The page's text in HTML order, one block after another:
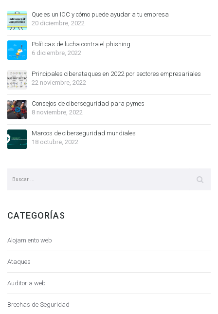
Que es un IOC y cómo puede ayudar a tu empresa
20 diciembre, 2022
Políticas de lucha contra el phishing
6 diciembre, 2022
Principales ciberataques en 2022 por sectores empresariales
22 noviembre, 2022
Consejos de ciberseguridad para pymes
8 noviembre, 2022
Marcos de ciberseguridad mundiales
18 octubre, 2022
CATEGORÍAS
Alojamiento web
Ataques
Auditoria web
Brechas de Seguridad